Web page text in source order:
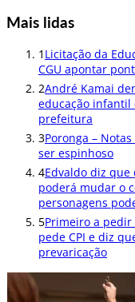
Mais lidas
1 Licitação da
CGU apontar
2André Kamai
educação infantil
prefeitura
3Poronga –
ser espinhoso
4Edvaldo diz que
poderá mudar o
personagens
5Primeiro a
pede CPI e diz
prevaricação